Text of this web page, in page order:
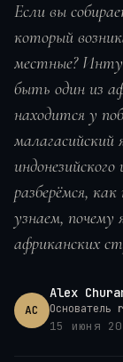
Если вы
который
местные?
быть один из
находится у
разберёмся,
узнаем, почему
африканских
AC
Alex
Основатель
15 июня